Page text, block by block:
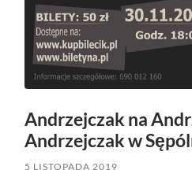
Andrzejczak na
Andrzejczak w
5 LISTOPADA 2019